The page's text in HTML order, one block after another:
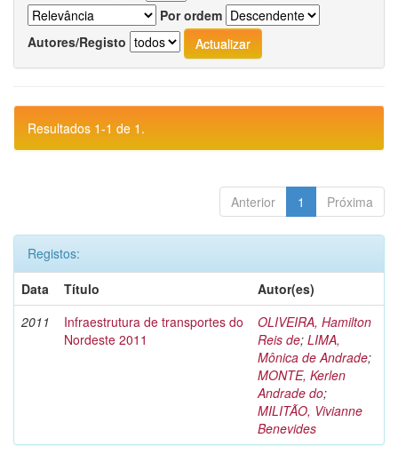
Por ordem
Autores/Registo
Resultados 1-1 de 1.
Anterior 1 Próxima
Registos:
Data
Título
Autor(es)
2011
Infraestrutura de transportes do
Nordeste 2011
OLIVEIRA, Hamilton
Reis de; LIMA,
Mônica de Andrade;
MONTE, Kerlen
Andrade do;
MILITÃO, Vivianne
Benevides